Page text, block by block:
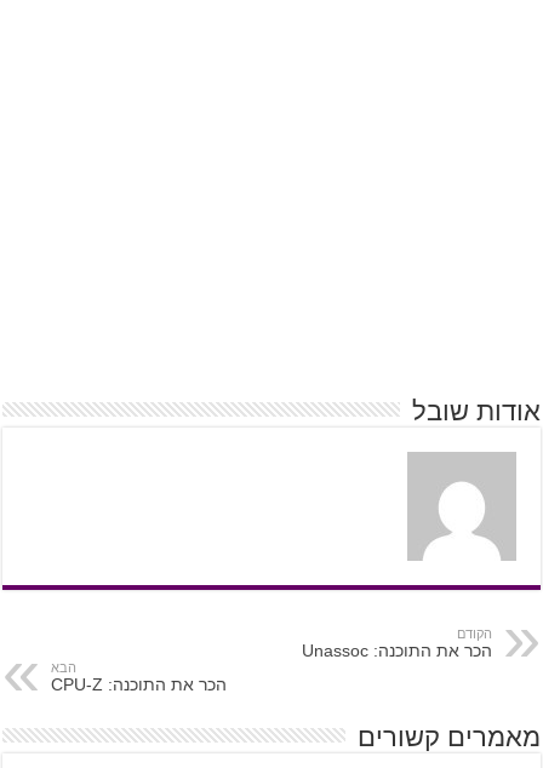
אודות שובל
הקודם
הכר את התוכנה: Unassoc
הבא
הכר את התוכנה: CPU-Z
מאמרים קשורים